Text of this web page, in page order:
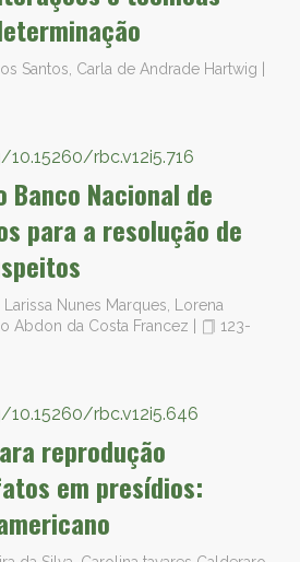
Santos, Carla de Andrade Hartwig
rbc.v12i5.716
Nacional de
para a resolução de
Nunes Marques, Lorena
Abdon da Costa Francez
123-
rbc.v12i5.646
reprodução
em presídios: